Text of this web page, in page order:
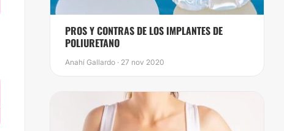
PROS Y CONTRAS DE LOS IMPLANTES DE
POLIURETANO
Anahí Gallardo · 27 nov 2020